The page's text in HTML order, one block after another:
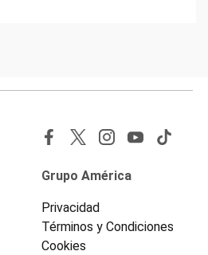
Grupo América
Privacidad
Términos y Condiciones
Cookies